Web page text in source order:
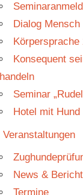
Dialog Mensch
Konsequent
handeln
Seminar
Hotel mit Hund
Veranstaltungen
News &
Termine